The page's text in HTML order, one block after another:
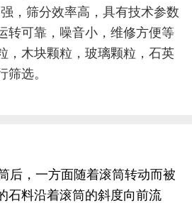
，筛分效率高，具有技术参数
转可靠，噪音小，维修方便等
，木块颗粒，玻璃颗粒，石英
选。
后，一方面随着滚筒转动而被
石料沿着滚筒的斜度向前流